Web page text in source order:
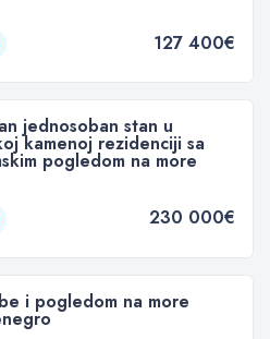
127 400€
jednosoban stan u
kamenoj rezidenciji sa
pogledom na more
230 000€
i pogledom na more